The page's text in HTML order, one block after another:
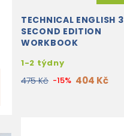
TECHNICAL ENGLISH 3
SECOND EDITION
WORKBOOK
1-2 týdny
475 Kč -15% 404 Kč